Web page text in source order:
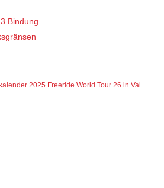
Bindung
2025 Freeride World Tour 26 in Val